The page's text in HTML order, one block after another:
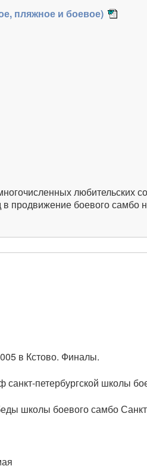
пляжное и боевое)
продвижение боевого самбо
в Кстово. Финалы.
петербургской школы
школы боевого самбо